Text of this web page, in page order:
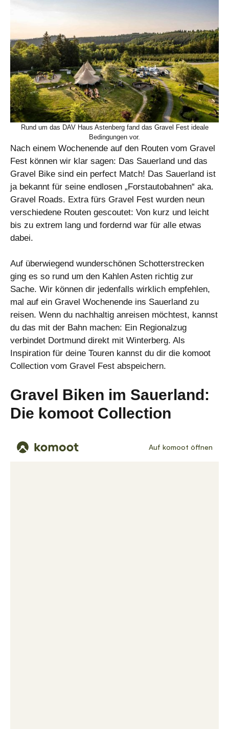
Rund um das DAV Haus Astenberg fand das Gravel Fest ideale
Bedingungen vor.
Nach einem Wochenende auf den Routen vom Gravel
Fest können wir klar sagen: Das Sauerland und das
Gravel Bike sind ein perfect Match! Das Sauerland ist
ja bekannt für seine endlosen „Forstautobahnen“ aka.
Gravel Roads. Extra fürs Gravel Fest wurden neun
verschiedene Routen gescoutet: Von kurz und leicht
bis zu extrem lang und fordernd war für alle etwas
dabei.
Auf überwiegend wunderschönen Schotterstrecken
ging es so rund um den Kahlen Asten richtig zur
Sache. Wir können dir jedenfalls wirklich empfehlen,
mal auf ein Gravel Wochenende ins Sauerland zu
reisen. Wenn du nachhaltig anreisen möchtest, kannst
du das mit der Bahn machen: Ein Regionalzug
verbindet Dortmund direkt mit Winterberg. Als
Inspiration für deine Touren kannst du dir die komoot
Collection vom Gravel Fest abspeichern.
Gravel Biken im Sauerland:
Die komoot Collection